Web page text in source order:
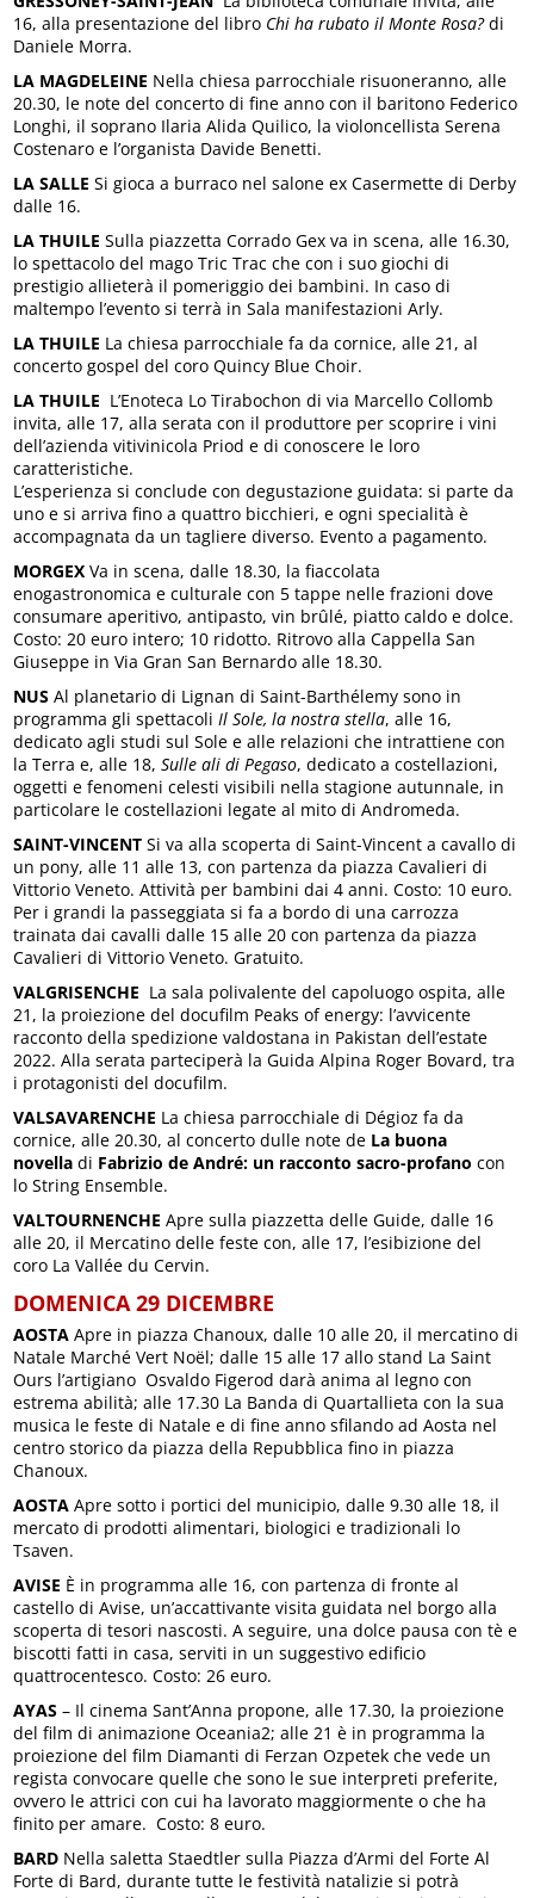
16, alla presentazione del libro Chi ha rubato il Monte Rosa?di
Daniele Morra.
LA MAGDELEINE Nella chiesa parrocchiale risuoneranno, alle
20.30, le note del concerto di fine anno con il baritono Federico
Longhi, il soprano Ilaria Alida Quilico, la violoncellista Serena
Costenaro e l’organista Davide Benetti.
LA SALLE Si gioca a burraco nel salone ex Casermette di Derby
dalle 16.
LA THUILE Sulla piazzetta Corrado Gex va in scena, alle 16.30,
lo spettacolo del mago Tric Trac che con i suo giochi di
prestigio allieterà il pomeriggio dei bambini. In caso di
maltempo l’evento si terrà in Sala manifestazioni Arly.
LA THUILE La chiesa parrocchiale fa da cornice, alle 21, al
concerto gospel del coro Quincy Blue Choir.
LA THUILE L’Enoteca Lo Tirabochon di via Marcello Collomb
invita, alle 17, alla serata con il produttore per scoprire i vini
dell’azienda vitivinicola Priod e di conoscere le loro
caratteristiche.
L’esperienza si conclude con degustazione guidata: si parte da
uno e si arriva fino a quattro bicchieri, e ogni specialità è
accompagnata da un tagliere diverso. Evento a pagamento.
MORGEX Va in scena, dalle 18.30, la fiaccolata
enogastronomica e culturale con 5 tappe nelle frazioni dove
consumare aperitivo, antipasto, vin brûlé, piatto caldo e dolce.
Costo: 20 euro intero; 10 ridotto. Ritrovo alla Cappella San
Giuseppe in Via Gran San Bernardo alle 18.30.
NUS Al planetario di Lignan di Saint-Barthélemy sono in
programma gli spettacoliIl Sole, la nostra stella, alle 16,
dedicato agli studi sul Sole e alle relazioni che intrattiene con
la Terra e, alle 18,Sulle ali di Pegaso, dedicato a costellazioni,
oggetti e fenomeni celesti visibili nella stagione autunnale, in
particolare le costellazioni legate al mito di Andromeda.
SAINT-VINCENT Si va alla scoperta di Saint-Vincent a cavallo di
un pony, alle 11 alle 13, con partenza da piazza Cavalieri di
Vittorio Veneto. Attività per bambini dai 4 anni. Costo: 10 euro.
Per i grandi la passeggiata si fa a bordo di una carrozza
trainata dai cavalli dalle 15 alle 20 con partenza da piazza
Cavalieri di Vittorio Veneto. Gratuito.
VALGRISENCHE La sala polivalente del capoluogo ospita, alle
21, la proiezione del docufilm Peaks of energy: l’avvicente
racconto della spedizione valdostana in Pakistan dell’estate
2022. Alla serata parteciperà la Guida Alpina Roger Bovard, tra
i protagonisti del docufilm.
VALSAVARENCHE La chiesa parrocchiale di Dégioz fa da
cornice, alle 20.30, al concerto dulle note de La buona
novella di Fabrizio de André: un racconto sacro-profano con
lo String Ensemble.
VALTOURNENCHE Apre sulla piazzetta delle Guide, dalle 16
alle 20, il Mercatino delle feste con, alle 17, l’esibizione del
coro La Vallée du Cervin.
DOMENICA 29 DICEMBRE
AOSTA Apre in piazza Chanoux, dalle 10 alle 20, il mercatino di
Natale Marché Vert Noël; dalle 15 alle 17 allo stand La Saint
Ours l’artigiano Osvaldo Figerod darà anima al legno con
estrema abilità; alle 17.30 La Banda di Quartallieta con la sua
musica le feste di Natale e di fine anno sfilando ad Aosta nel
centro storico da piazza della Repubblica fino in piazza
Chanoux.
AOSTA Apre sotto i portici del municipio, dalle 9.30 alle 18, il
mercato di prodotti alimentari, biologici e tradizionali lo
Tsaven.
AVISE È in programma alle 16, con partenza di fronte al
castello di Avise, un’accattivante visita guidata nel borgo alla
scoperta di tesori nascosti. A seguire, una dolce pausa con tè e
biscotti fatti in casa, serviti in un suggestivo edificio
quattrocentesco. Costo: 26 euro.
AYAS – Il cinema Sant’Anna propone, alle 17.30, la proiezione
del film di animazione Oceania2; alle 21 è in programma la
proiezione del film Diamanti di Ferzan Ozpetek che vede un
regista convocare quelle che sono le sue interpreti preferite,
ovvero le attrici con cui ha lavorato maggiormente o che ha
finito per amare. Costo: 8 euro.
BARD Nella saletta Staedtler sulla Piazza d’Armi del Forte Al
Forte di Bard, durante tutte le festività natalizie si potrà